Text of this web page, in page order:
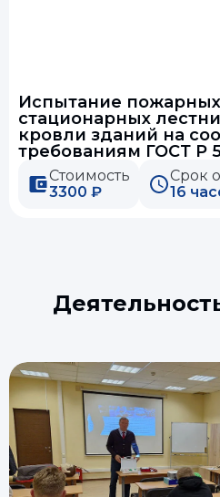
Испытание
стационарных
кровли зданий на
требованиям ГОСТ Р
Стоимость
3300 ₽
Срок
16